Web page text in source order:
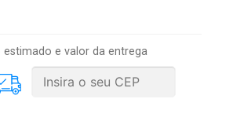
e valor da entrega